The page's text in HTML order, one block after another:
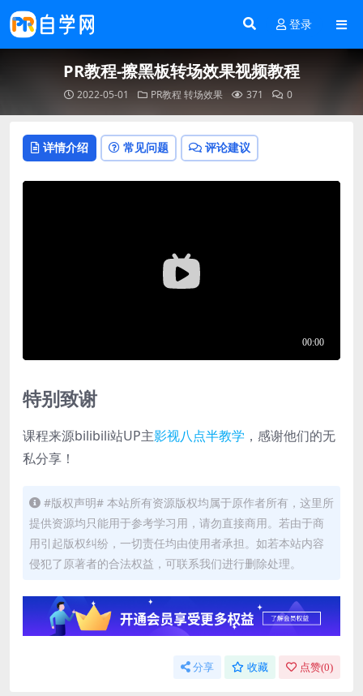
登录
PR教程-擦黑板转场效果视频教程
2022-05-01 PR教程 转场效果 371 0
详情介绍 常见问题 评论建议
特别致谢
课程来源bilibili站UP主影视八点半教学 ，感谢他们的无
私分享！
#版权声明# 本站所有资源版权均属于原作者所有，这里所
提供资源均只能用于参考学习用，请勿直接商用。若由于商
用引起版权纠纷，一切责任均由使用者承担。如若本站内容
侵犯了原著者的合法权益，可联系我们进行删除处理。
分享 收藏 点赞(0)